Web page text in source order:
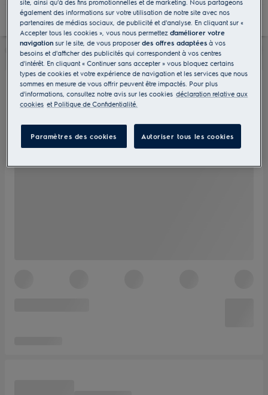
également des informations sur votre utilisation de notre site avec nos
partenaires de médias sociaux, de publicité et d'analyse. En cliquant sur «
Accepter tous les cookies », vous nous permettezd'améliorer votre
navigation sur le site, de vous proposerdes offres adaptées à vos
besoins et d'afficher des publicités qui correspondent à vos centres
d'intérêt. En cliquant « Continuer sans accepter » vous bloquez certains
types de cookies et votre expérience de navigation et les services que nous
sommes en mesure de vous offrir peuvent être impactés. Pour plus
d'informations, consultez notre avis sur les cookies déclaration relative aux
cookies et Politique de Confidentialité.
Paramètres des cookies Autoriser tous les cookies